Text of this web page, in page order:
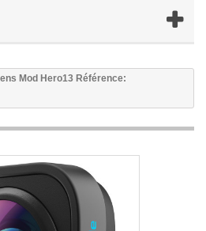
Mod Hero13 Référence: